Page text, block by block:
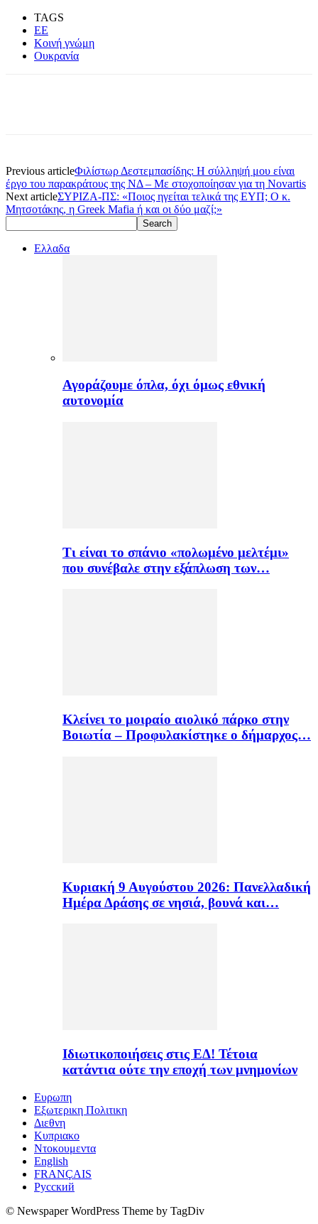
TAGS
ΕΕ
Κοινή γνώμη
Ουκρανία
Previous articleΦιλίστωρ Δεστεμπασίδης: Η σύλληψή μου είναι
έργο του παρακράτους της ΝΔ – Με στοχοποίησαν για τη Novartis
Next articleΣΥΡΙΖΑ-ΠΣ: «Ποιος ηγείται τελικά της ΕΥΠ; Ο κ.
Μητσοτάκης, η Greek Mafia ή και οι δύο μαζί;»
Ελλαδα
Αγοράζουμε όπλα, όχι όμως εθνική
αυτονομία
Τι είναι το σπάνιο «πολωμένο μελτέμι»
που συνέβαλε στην εξάπλωση των…
Κλείνει το μοιραίο αιολικό πάρκο στην
Βοιωτία – Προφυλακίστηκε ο δήμαρχος…
Κυριακή 9 Αυγούστου 2026: Πανελλαδική
Ημέρα Δράσης σε νησιά, βουνά και…
Ιδιωτικοποιήσεις στις ΕΔ! Τέτοια
κατάντια ούτε την εποχή των μνημονίων
Ευρωπη
Εξωτερικη Πολιτικη
Διεθνη
Κυπριακο
Ντοκουμεντα
English
FRANÇAIS
Русский
© Newspaper WordPress Theme by TagDiv